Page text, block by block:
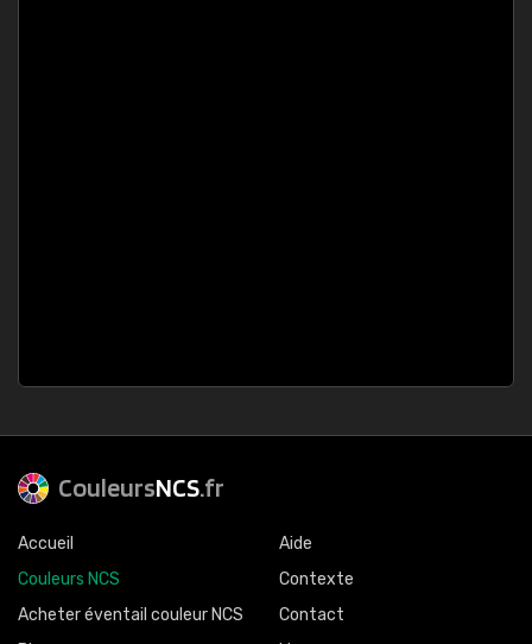
CouleursNCS.fr
Accueil
Couleurs NCS
Acheter éventail couleur NCS
Aide
Contexte
Contact